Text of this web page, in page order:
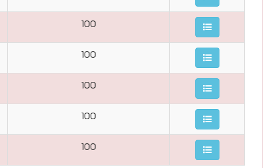
100
100
100
100
100